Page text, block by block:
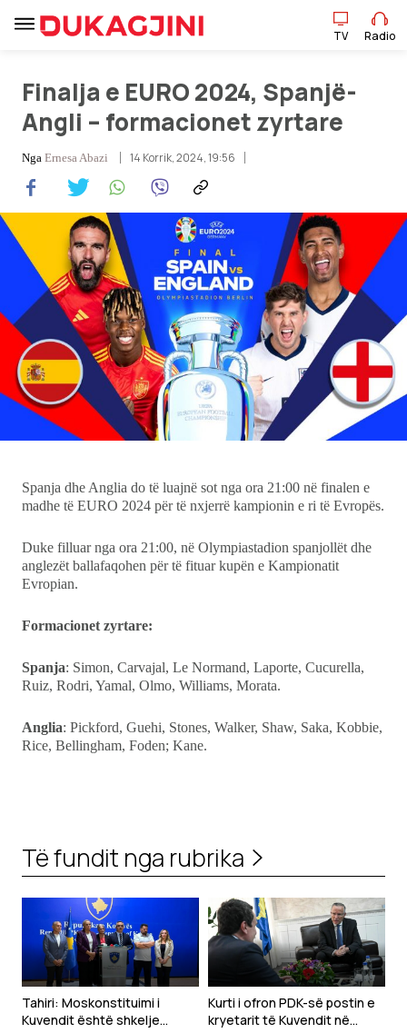
Sport
Pikëpamje
Art Jete
Kulturë
Showbiz
Ekonomi
Udhëtime
DuVideo
TV Radio
Finalja e EURO 2024, Spanjë-
Angli – formacionet zyrtare
Nga Ernesa Abazi 14 Korrik, 2024, 19:56
Spanja dhe Anglia do të luajnë sot nga ora 21:00 në finalen e
madhe të EURO 2024 për të nxjerrë kampionin e ri të Evropës.
Duke filluar nga ora 21:00, në Olympiastadion spanjollët dhe
anglezët ballafaqohen për të fituar kupën e Kampionatit
Evropian.
Formacionet zyrtare:
Spanja: Simon, Carvajal, Le Normand, Laporte, Cucurella,
Ruiz, Rodri, Yamal, Olmo, Williams, Morata.
Anglia: Pickford, Guehi, Stones, Walker, Shaw, Saka, Kobbie,
Rice, Bellingham, Foden; Kane.
Të fundit nga rubrika
Tahiri: Moskonstituimi i
Kuvendit është shkelje
Kurti i ofron PDK-së postin e
kryetarit të Kuvendit në